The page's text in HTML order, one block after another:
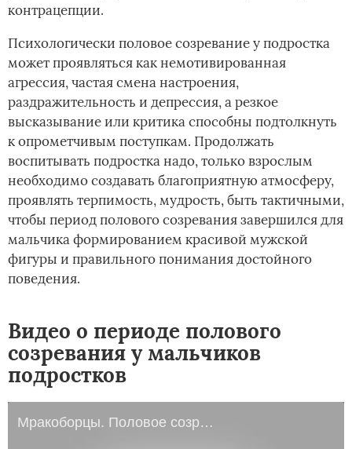
контрацепции.
Психологически половое созревание у подростка
может проявляться как немотивированная
агрессия, частая смена настроения,
раздражительность и депрессия, а резкое
высказывание или критика способны подтолкнуть
к опрометчивым поступкам. Продолжать
воспитывать подростка надо, только взрослым
необходимо создавать благоприятную атмосферу,
проявлять терпимость, мудрость, быть тактичными,
чтобы период полового созревания завершился для
мальчика формированием красивой мужской
фигуры и правильного понимания достойного
поведения.
Видео о периоде полового
созревания у мальчиков
подростков
Мракоборцы. Половое созревание мальчика